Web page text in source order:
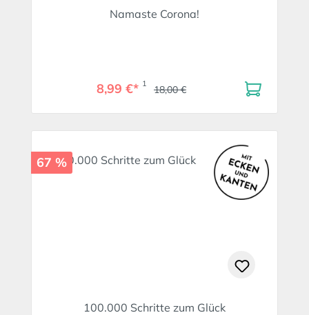
Namaste Corona!
8,99 €* 1 18,00 €
67 %
100.000 Schritte zum Glück